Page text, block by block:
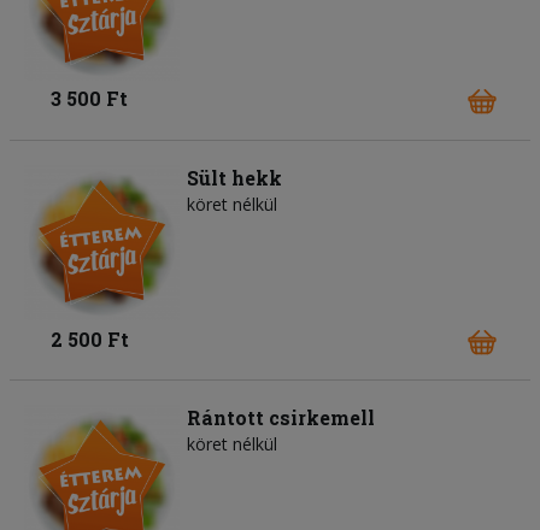
3 500 Ft
Sült hekk
köret nélkül
2 500 Ft
Rántott csirkemell
köret nélkül